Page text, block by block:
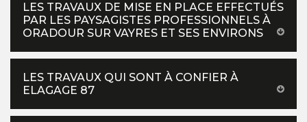
LES TRAVAUX DE MISE EN PLACE EFFECTUÉS
PAR LES PAYSAGISTES PROFESSIONNELS À
ORADOUR SUR VAYRES ET SES ENVIRONS
LES TRAVAUX QUI SONT À CONFIER À
ELAGAGE 87